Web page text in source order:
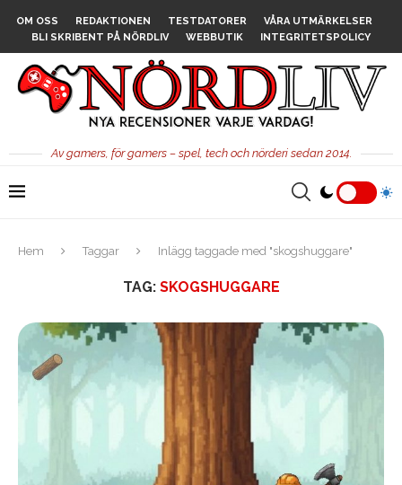
OM OSS REDAKTIONEN TESTDATORER
VÅRA UTMÄRKELSER
BLI SKRIBENT PÅ NÖRDLIV
WEBBUTIK INTEGRITETSPOLICY
Av gamers, för gamers – spel, tech och nörderi sedan 2014.
Hem Taggar Inlägg taggade med "skogshuggare"
TAG: SKOGSHUGGARE